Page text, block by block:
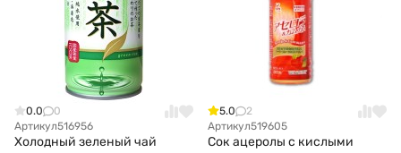
0.0
0
Артикул516956
Холодный зеленый чай
5.0
2
Артикул519605
Сок ацеролы с кислыми